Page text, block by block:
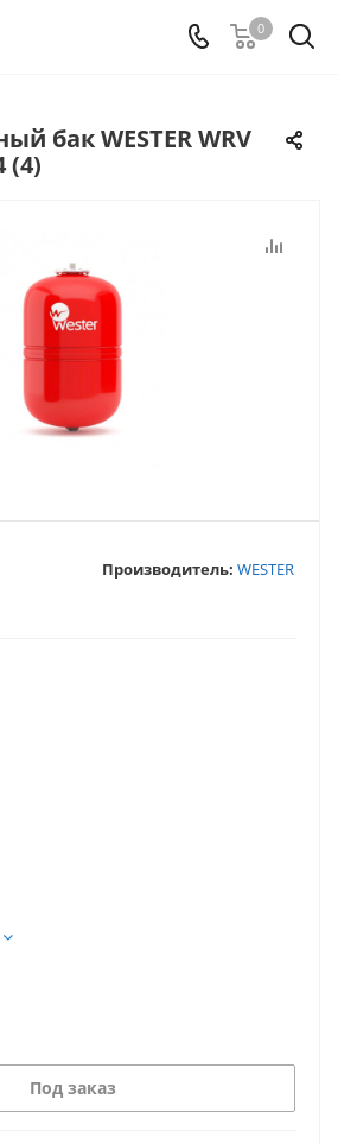
0
бак WESTER WRV
(4)
Производитель: WESTER
Под заказ